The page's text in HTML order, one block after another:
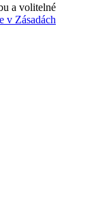
a volitelné
v Zásadách